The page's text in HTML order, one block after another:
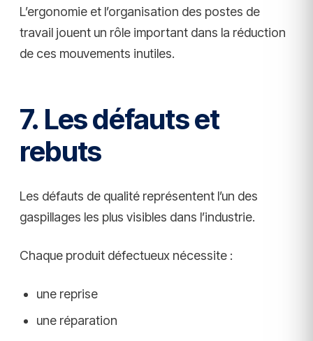
L’ergonomie et l’organisation des postes de
travail jouent un rôle important dans la réduction
de ces mouvements inutiles.
7. Les défauts et
rebuts
Les défauts de qualité représentent l’un des
gaspillages les plus visibles dans l’industrie.
Chaque produit défectueux nécessite :
une reprise
une réparation